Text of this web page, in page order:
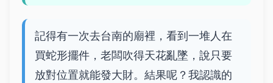
記得有一次去台南的廟裡，看到一堆人在
買蛇形擺件，老闆吹得天花亂墜，說只要
放對位置就能發大財。結果呢？我認識的